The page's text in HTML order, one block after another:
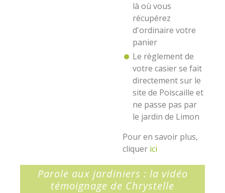
là où vous
récupérez
d'ordinaire votre
panier
Le règlement de
votre casier se fait
directement sur le
site de Poiscaille et
ne passe pas par
le jardin de Limon
Pour en savoir plus,
cliquer ici
Parole aux jardiniers : la vidéo
témoignage de Chrystelle